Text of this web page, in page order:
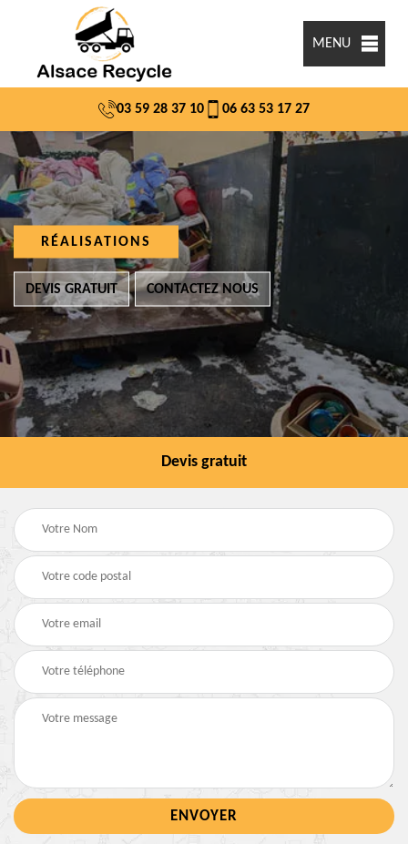
MENU
03 59 28 37 10 06 63 53 17 27
RÉALISATIONS
DEVIS GRATUIT CONTACTEZ NOUS
Devis gratuit